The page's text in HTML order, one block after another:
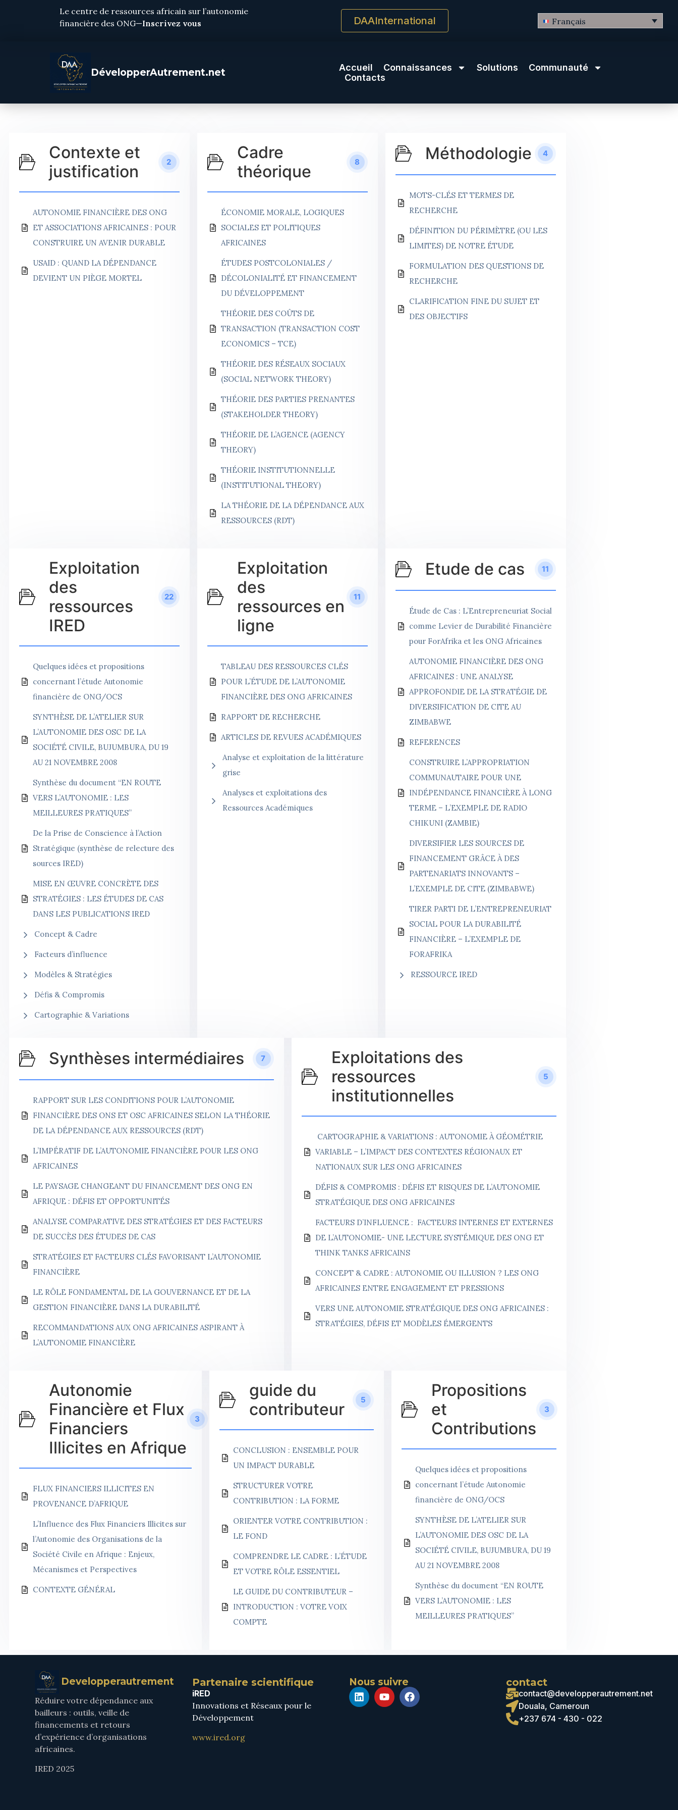
Le centre de ressources africain sur l’autonomie
financière des ONG—Inscrivez vous DAAInternational Français
DévelopperAutrement.net Accueil Connaissances Solutions
Communauté
Contacts
Contexte et
justification
2
AUTONOMIE FINANCIÈRE DES ONG
ET ASSOCIATIONS AFRICAINES : POUR
CONSTRUIRE UN AVENIR DURABLE
USAID : QUAND LA DÉPENDANCE
DEVIENT UN PIÈGE MORTEL
Cadre
théorique
8
ÉCONOMIE MORALE, LOGIQUES
SOCIALES ET POLITIQUES
AFRICAINES
ÉTUDES POSTCOLONIALES /
DÉCOLONIALITÉ ET FINANCEMENT
DU DÉVELOPPEMENT
THÉORIE DES COÛTS DE
TRANSACTION (TRANSACTION COST
ECONOMICS – TCE)
THÉORIE DES RÉSEAUX SOCIAUX
(SOCIAL NETWORK THEORY)
THÉORIE DES PARTIES PRENANTES
(STAKEHOLDER THEORY)
THÉORIE DE L’AGENCE (AGENCY
THEORY)
THÉORIE INSTITUTIONNELLE
(INSTITUTIONAL THEORY)
LA THÉORIE DE LA DÉPENDANCE AUX
RESSOURCES (RDT)
Méthodologie 4
MOTS-CLÉS ET TERMES DE
RECHERCHE
DÉFINITION DU PÉRIMÈTRE (OU LES
LIMITES) DE NOTRE ÉTUDE
FORMULATION DES QUESTIONS DE
RECHERCHE
CLARIFICATION FINE DU SUJET ET
DES OBJECTIFS
Exploitation
des
ressources
IRED
22
Quelques idées et propositions
concernant l’étude Autonomie
financière de ONG/OCS
SYNTHÈSE DE L’ATELIER SUR
L’AUTONOMIE DES OSC DE LA
SOCIÉTÉ CIVILE, BUJUMBURA, DU 19
AU 21 NOVEMBRE 2008
Synthèse du document “EN ROUTE
VERS L’AUTONOMIE : LES
MEILLEURES PRATIQUES”
De la Prise de Conscience à l’Action
Stratégique (synthèse de relecture des
sources IRED)
MISE EN ŒUVRE CONCRÈTE DES
STRATÉGIES : LES ÉTUDES DE CAS
DANS LES PUBLICATIONS IRED
Concept & Cadre
Facteurs d’influence
Modèles & Stratégies
Défis & Compromis
Cartographie & Variations
Exploitation
des
ressources en
ligne
11
TABLEAU DES RESSOURCES CLÉS
POUR L’ÉTUDE DE L’AUTONOMIE
FINANCIÈRE DES ONG AFRICAINES
RAPPORT DE RECHERCHE
ARTICLES DE REVUES ACADÉMIQUES
Analyse et exploitation de la littérature
grise
Analyses et exploitations des
Ressources Académiques
Etude de cas 11
Étude de Cas : L’Entrepreneuriat Social
comme Levier de Durabilité Financière
pour ForAfrika et les ONG Africaines
AUTONOMIE FINANCIÈRE DES ONG
AFRICAINES : UNE ANALYSE
APPROFONDIE DE LA STRATÉGIE DE
DIVERSIFICATION DE CITE AU
ZIMBABWE
REFERENCES
CONSTRUIRE L’APPROPRIATION
COMMUNAUTAIRE POUR UNE
INDÉPENDANCE FINANCIÈRE À LONG
TERME – L’EXEMPLE DE RADIO
CHIKUNI (ZAMBIE)
DIVERSIFIER LES SOURCES DE
FINANCEMENT GRÂCE À DES
PARTENARIATS INNOVANTS –
L’EXEMPLE DE CITE (ZIMBABWE)
TIRER PARTI DE L’ENTREPRENEURIAT
SOCIAL POUR LA DURABILITÉ
FINANCIÈRE – L’EXEMPLE DE
FORAFRIKA
RESSOURCE IRED
Synthèses intermédiaires 7
RAPPORT SUR LES CONDITIONS POUR L’AUTONOMIE
FINANCIÈRE DES ONS ET OSC AFRICAINES SELON LA THÉORIE
DE LA DÉPENDANCE AUX RESSOURCES (RDT)
L’IMPÉRATIF DE L’AUTONOMIE FINANCIÈRE POUR LES ONG
AFRICAINES
LE PAYSAGE CHANGEANT DU FINANCEMENT DES ONG EN
AFRIQUE : DÉFIS ET OPPORTUNITÉS
ANALYSE COMPARATIVE DES STRATÉGIES ET DES FACTEURS
DE SUCCÈS DES ÉTUDES DE CAS
STRATÉGIES ET FACTEURS CLÉS FAVORISANT L’AUTONOMIE
FINANCIÈRE
LE RÔLE FONDAMENTAL DE LA GOUVERNANCE ET DE LA
GESTION FINANCIÈRE DANS LA DURABILITÉ
RECOMMANDATIONS AUX ONG AFRICAINES ASPIRANT À
L’AUTONOMIE FINANCIÈRE
Exploitations des
ressources
institutionnelles
5
CARTOGRAPHIE & VARIATIONS : AUTONOMIE À GÉOMÉTRIE
VARIABLE – L’IMPACT DES CONTEXTES RÉGIONAUX ET
NATIONAUX SUR LES ONG AFRICAINES
DÉFIS & COMPROMIS : DÉFIS ET RISQUES DE L’AUTONOMIE
STRATÉGIQUE DES ONG AFRICAINES
FACTEURS D’INFLUENCE : FACTEURS INTERNES ET EXTERNES
DE L’AUTONOMIE- UNE LECTURE SYSTÉMIQUE DES ONG ET
THINK TANKS AFRICAINS
CONCEPT & CADRE : AUTONOMIE OU ILLUSION ? LES ONG
AFRICAINES ENTRE ENGAGEMENT ET PRESSIONS
VERS UNE AUTONOMIE STRATÉGIQUE DES ONG AFRICAINES :
STRATÉGIES, DÉFIS ET MODÈLES ÉMERGENTS
Autonomie
Financière et Flux
Financiers
Illicites en Afrique
3
FLUX FINANCIERS ILLICITES EN
PROVENANCE D’AFRIQUE
L’Influence des Flux Financiers Illicites sur
l’Autonomie des Organisations de la
Société Civile en Afrique : Enjeux,
Mécanismes et Perspectives
CONTEXTE GÉNÉRAL
guide du
contributeur
5
CONCLUSION : ENSEMBLE POUR
UN IMPACT DURABLE
STRUCTURER VOTRE
CONTRIBUTION : LA FORME
ORIENTER VOTRE CONTRIBUTION :
LE FOND
COMPRENDRE LE CADRE : L’ÉTUDE
ET VOTRE RÔLE ESSENTIEL
LE GUIDE DU CONTRIBUTEUR –
INTRODUCTION : VOTRE VOIX
COMPTE
Propositions
et
Contributions
3
Quelques idées et propositions
concernant l’étude Autonomie
financière de ONG/OCS
SYNTHÈSE DE L’ATELIER SUR
L’AUTONOMIE DES OSC DE LA
SOCIÉTÉ CIVILE, BUJUMBURA, DU 19
AU 21 NOVEMBRE 2008
Synthèse du document “EN ROUTE
VERS L’AUTONOMIE : LES
MEILLEURES PRATIQUES”
Developperautrement
Réduire votre dépendance aux
bailleurs : outils, veille de
financements et retours
d’expérience d’organisations
africaines.
IRED 2025
Partenaire scientifique
iRED
Innovations et Réseaux pour le
Développement
www.ired.org
Nous suivre contact
contact@developperautrement.net
Douala, Cameroun
+237 674 - 430 - 022